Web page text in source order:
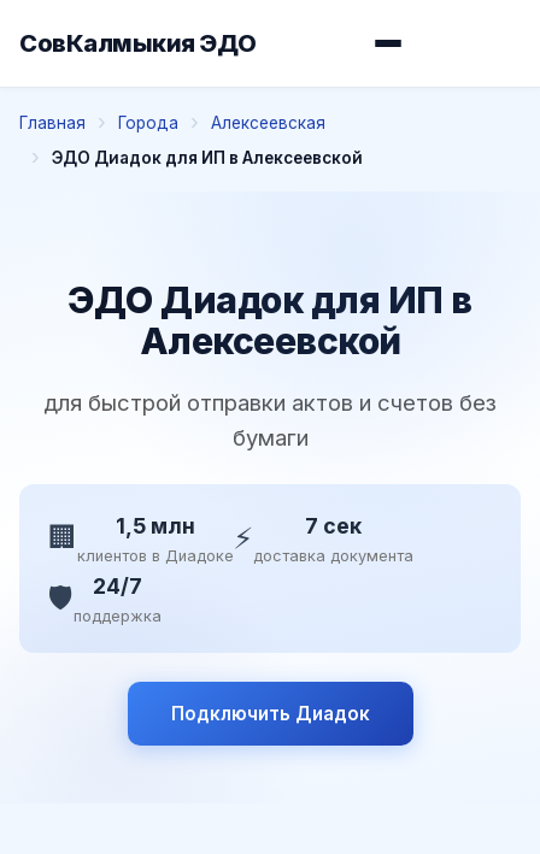
СовКалмыкия ЭДО
Главная Города
Алексеевская
ЭДО Диадок для ИП в Алексеевской
ЭДО Диадок для ИП в
Алексеевской
для быстрой отправки актов и счетов без
бумаги
🏢 1,5 млн
клиентов в Диадоке⚡ 7 сек
доставка документа
🛡️ 24/7
поддержка
Подключить Диадок